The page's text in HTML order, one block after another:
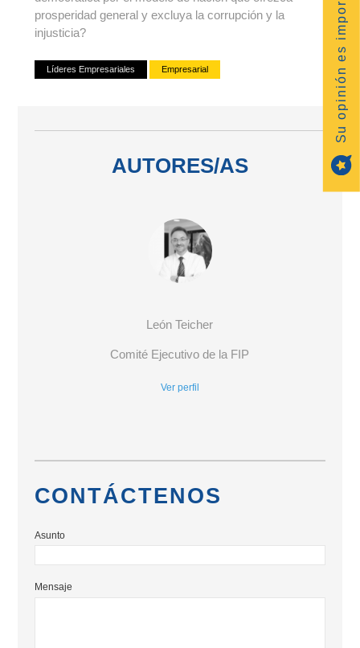
prosperidad general y excluya la corrupción y la
injusticia?
Líderes Empresariales Empresarial
CONTÁCTENOS
Asunto
Mensaje
AUTORES/AS
León Teicher
Comité Ejecutivo de la FIP
Ver perfil
Su opinión es importante